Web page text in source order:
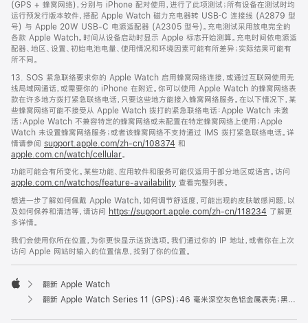
(GPS + 蜂窝网络)，分别与 iPhone 配对使用，进行了此项测试；所有设备在测试时均
运行预发行版本软件，搭配 Apple Watch 磁力充电器转 USB‑C 连接线 (A2879 型
号) 与 Apple 20W USB-C 电源适配器 (A2305 型号)。充电测试采用放电完全的
各款 Apple Watch。时间从设备启动时显示 Apple 标志开始测算。充电时间依电源适
配器、地区、设置、初始电池电量、使用情况和环境因素可能有所差异；实际结果可能有
所不同。
13. SOS 紧急联络要求你的 Apple Watch 启用蜂窝网络连接，或通过互联网使用无
线局域网通话，或需要你的 iPhone 在附近。你可以使用 Apple Watch 的蜂窝网络表
款在许多地方拨打紧急联络电话，只要这些地方能接入蜂窝网络服务。在以下情况下，某
些蜂窝网络可能不接受从 Apple Watch 拨打的紧急联络电话：Apple Watch 未激
活；Apple Watch 不兼容特定的蜂窝网络或未配置在特定蜂窝网络上使用；Apple
Watch 未设置蜂窝网络服务；或者该蜂窝网络不支持通过 IMS 拨打紧急联络电话。详
情请参阅 support.apple.com/zh-cn/108374 和
apple.com.cn/watch/cellular。
功能可能会有所变化。某些功能、应用软件和服务可能仅适用于部分地区或语言。访问
apple.com.cn/watchos/feature-availability 查看完整列表。
想进一步了解如何佩戴 Apple Watch，如何调节舒适度，可能出现的皮肤敏感问题，以
及如何保养和清洁等，请访问 https://support.apple.com/zh-cn/118234 了解更
多详情。
我们会使用你所在位置，为你更快显示送货选项。我们通过你的 IP 地址，或者你在上次
访问 Apple 网站时输入的位置信息，找到了你的位置。
Apple
翻新 Apple Watch
翻新 Apple Watch Series 11 (GPS)；46 毫米深空灰色铝金属表壳；黑色运动型表带 (S/M 号)